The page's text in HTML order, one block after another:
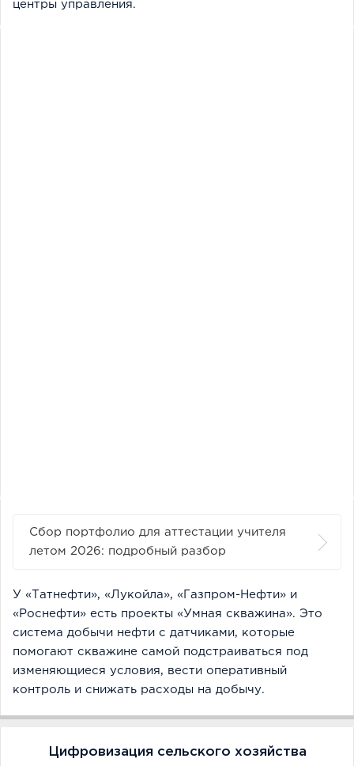
центры управления.
Сбор портфолио для аттестации учителя
летом 2026: подробный разбор
У «Татнефти», «Лукойла», «Газпром-Нефти» и
«Роснефти» есть проекты «Умная скважина». Это
система добычи нефти с датчиками, которые
помогают скважине самой подстраиваться под
изменяющиеся условия, вести оперативный
контроль и снижать расходы на добычу.
Цифровизация сельского хозяйства